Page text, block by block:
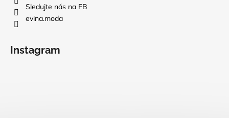
Sledujte nás na FB
evina.moda
Instagram